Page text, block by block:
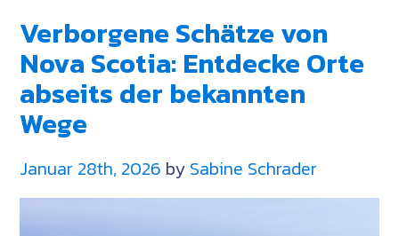
was
Du
wissen
musst,
den
Cape
Breton
Verborgene Schätze von
Nova Scotia: Entdecke Orte
abseits der bekannten
Wege
Januar 28th, 2026 by Sabine Schrader